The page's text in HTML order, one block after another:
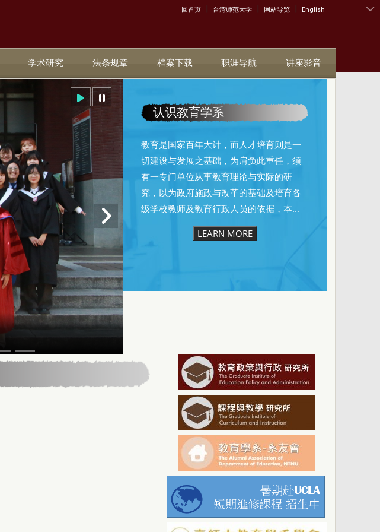
:::
回首页 | 台湾师范大学 | 网站导览 | English
学术研究 法条规章 档案下载 职涯导航 讲座影音
认识教育学系
教育是国家百年大计，而人才培育则是一
切建设与发展之基础，为肩负此重任，须
有一专门单位从事教育理论与实际的研
究，以为政府施政与改革的基础及培育各
级学校教师及教育行政人员的依据，本...
LEARN MORE